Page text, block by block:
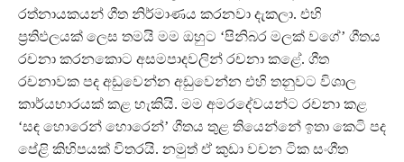
රත්නායකයන් ගීත නිර්මාණය කරනවා දැකලා. එහි
ප‍්‍රතිඵලයක් ලෙස තමයි මම ඔහුට ‘පිනිබර මලක් වගේ’ ගීතය
රචනා කරනකොට අසමපාදවලින් රචනා කළේ. ගීත
රචනාවක පද අඩුවෙන්න අඩුවෙන්න එහි තනුවට විශාල
කාර්යභාරයක් කළ හැකියි. මම අමරදේවයන්ට රචනා කළ
‘සඳ හොරෙන් හොරෙන්’ ගීතය තුළ තියෙන්නේ ඉතා කෙටි පද
පේළි කිහිපයක් විතරයි. නමුත් ඒ කුඩා වචන ටික සංගීත